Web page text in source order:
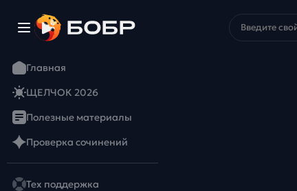
Главная
ЩЕЛЧОК 2026
Полезные материалы
Проверка сочинений
Тех поддержка